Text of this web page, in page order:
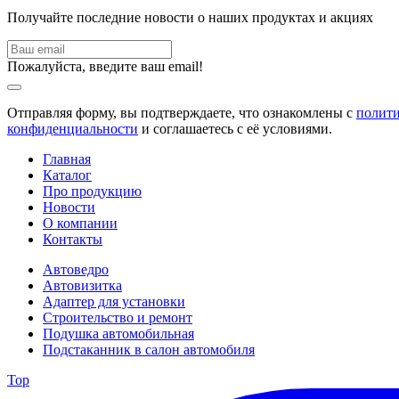
Получайте последние новости о наших продуктах и акциях
Пожалуйста, введите ваш email!
Отправляя форму, вы подтверждаете, что ознакомлены с
конфиденциальности и соглашаетесь с её условиями.
Главная
Каталог
Про продукцию
Новости
О компании
Контакты
Автоведро
Автовизитка
Адаптер для установки
Строительство и ремонт
Подушка автомобильная
Подстаканник в салон автомобиля
Top